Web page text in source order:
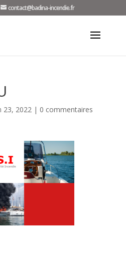
contact@badina-incendie.fr
23, 2022| 0 commentaires